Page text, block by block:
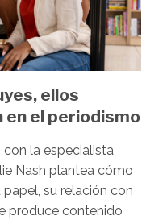
ellos
en el periodismo
la especialista
Nash plantea cómo
su relación con
produce contenido